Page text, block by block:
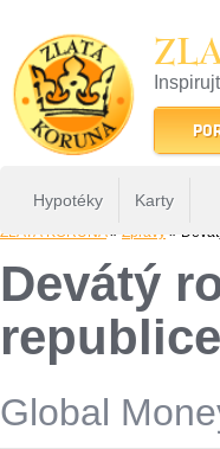
22 let
Hypotéky Karty
ZLATÁ KORUNA» Zprávy »
Devátý
Global